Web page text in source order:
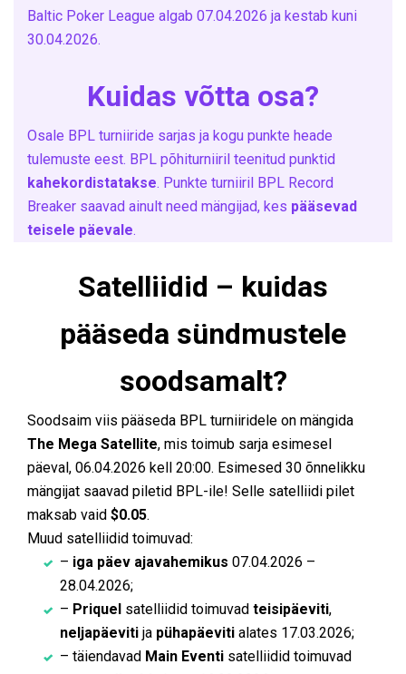
Baltic Poker League algab 07.04.2026 ja kestab kuni
30.04.2026.
Kuidas võtta osa?
Osale BPL turniiride sarjas ja kogu punkte heade
tulemuste eest. BPL põhiturniiril teenitud punktid
kahekordistatakse. Punkte turniiril BPL Record
Breaker saavad ainult need mängijad, kes pääsevad
teisele päevale.
Satelliidid – kuidas
pääseda sündmustele
soodsamalt?
Soodsaim viis pääseda BPL turniiridele on mängida
The Mega Satellite, mis toimub sarja esimesel
päeval, 06.04.2026 kell 20:00. Esimesed 30 õnnelikku
mängijat saavad piletid BPL-ile! Selle satelliidi pilet
maksab vaid $0.05.
Muud satelliidid toimuvad:
– iga päev ajavahemikus 07.04.2026 –
28.04.2026;
– Priquel satelliidid toimuvad teisipäeviti,
neljapäeviti ja pühapäeviti alates 17.03.2026;
– täiendavad Main Eventi satelliidid toimuvad